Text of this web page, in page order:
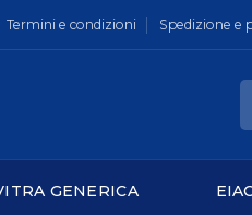
Termini e condizioni Spedizione e
GENERICA